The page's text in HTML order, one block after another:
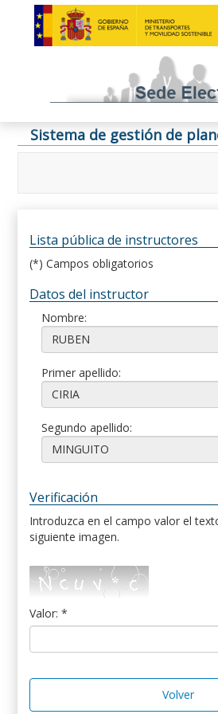
Sistema de gestión de
Lista pública de instructores
(*) Campos obligatorios
Datos del instructor
Nombre:
Primer apellido:
Segundo apellido:
Verificación
Introduzca en el campo valor el
siguiente imagen.
Valor: *
Volver